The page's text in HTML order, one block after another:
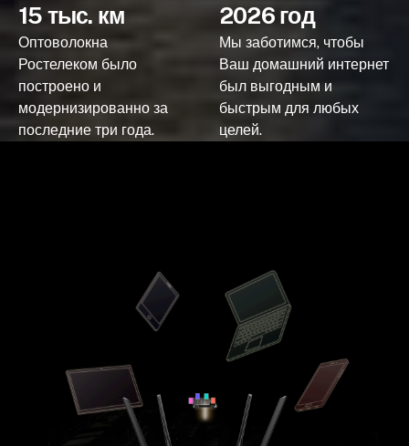
15 тыс. км
Оптоволокна
Ростелеком было
построено и
модернизированно за
последние три года.
2026 год
Мы заботимся, чтобы
Ваш домашний интернет
был выгодным и
быстрым для любых
целей.